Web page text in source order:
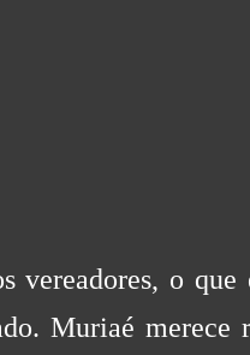
vereadores, o
Muriaé merece